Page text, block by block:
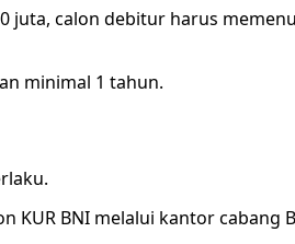
juta, calon debitur harus
minimal 1 tahun.
KUR BNI melalui kantor cabang